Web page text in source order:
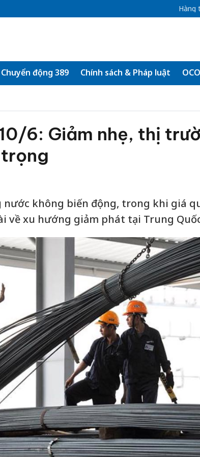
Hàng
Chuyển động 389 Chính sách & Pháp luật
6: Giảm nhẹ, thị
nước không biến động, trong khi giá
về xu hướng giảm phát tại Trung